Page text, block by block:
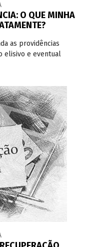
O QUE MINHA
as providências
elisivo e eventual